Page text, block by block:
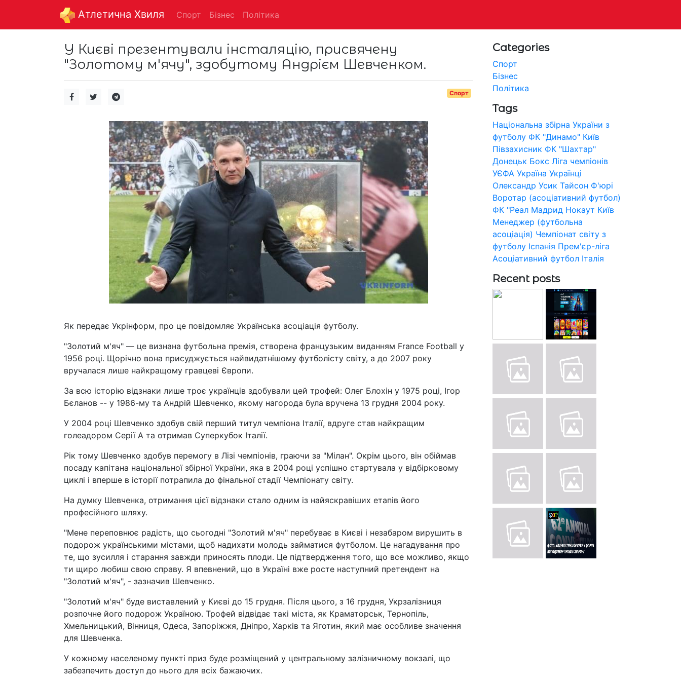
Aтлетична Хвиля Спорт Бізнес Політика
У Києві презентували інсталяцію, присвячену
"Золотому м'ячу", здобутому Андрієм Шевченком.
Спорт
Як передає Укрінформ, про це повідомляє Українська асоціація футболу.
"Золотий м'яч" — це визнана футбольна премія, створена французьким виданням France Football у
1956 році. Щорічно вона присуджується найвидатнішому футболісту світу, а до 2007 року
вручалася лише найкращому гравцеві Європи.
За всю історію відзнаки лише троє українців здобували цей трофей: Олег Блохін у 1975 році, Ігор
Бєланов -- у 1986-му та Андрій Шевченко, якому нагорода була вручена 13 грудня 2004 року.
У 2004 році Шевченко здобув свій перший титул чемпіона Італії, вдруге став найкращим
голеадором Серії А та отримав Суперкубок Італії.
Рік тому Шевченко здобув перемогу в Лізі чемпіонів, граючи за "Мілан". Окрім цього, він обіймав
посаду капітана національної збірної України, яка в 2004 році успішно стартувала у відбірковому
циклі і вперше в історії потрапила до фінальної стадії Чемпіонату світу.
На думку Шевченка, отримання цієї відзнаки стало одним із найяскравіших етапів його
професійного шляху.
"Мене переповнює радість, що сьогодні "Золотий м'яч" перебуває в Києві і незабаром вирушить в
подорож українськими містами, щоб надихати молодь займатися футболом. Це нагадування про
те, що зусилля і старання завжди приносять плоди. Це підтвердження того, що все можливо, якщо
ти щиро любиш свою справу. Я впевнений, що в Україні вже росте наступний претендент на
"Золотий м'яч", - зазначив Шевченко.
"Золотий м'яч" буде виставлений у Києві до 15 грудня. Після цього, з 16 грудня, Укрзалізниця
розпочне його подорож Україною. Трофей відвідає такі міста, як Краматорськ, Тернопіль,
Хмельницький, Вінниця, Одеса, Запоріжжя, Дніпро, Харків та Яготин, який має особливе значення
для Шевченка.
У кожному населеному пункті приз буде розміщений у центральному залізничному вокзалі, що
забезпечить доступ до нього для всіх бажаючих.
Categories
Спорт
Бізнес
Політика
Tags
Національна збірна України з
футболу ФК "Динамо" Київ
Півзахисник ФК "Шахтар"
Донецьк Бокс Ліга чемпіонів
УЄФА Україна Українці
Олександр Усик Тайсон Ф'юрі
Воротар (асоціативний футбол)
ФК "Реал Мадрид Нокаут Київ
Менеджер (футбольна
асоціація) Чемпіонат світу з
футболу Іспанія Прем'єр-ліга
Асоціативний футбол Італія
Recent posts